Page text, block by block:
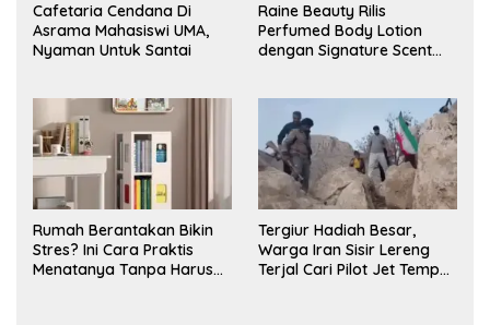
Cafetaria Cendana Di
Asrama Mahasiswi UMA,
Nyaman Untuk Santai
Raine Beauty Rilis
Perfumed Body Lotion
dengan Signature Scent
Rumah Berantakan Bikin
Stres? Ini Cara Praktis
Menatanya Tanpa Harus
Tergiur Hadiah Besar,
Warga Iran Sisir Lereng
Terjal Cari Pilot Jet Tempur